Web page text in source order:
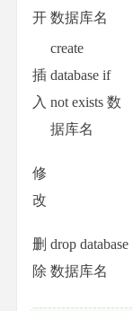
开 数据库名
插
入
create
database if
not exists 数
据库名
修
改
删
除
drop database
数据库名